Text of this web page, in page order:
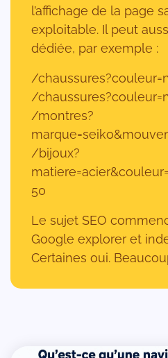
l’affichage de la page
exploitable. Il peut
dédiée, par exemple :
/
/
/montres?
/bijoux?
50
Le sujet SEO
Google explorer et
Certaines oui.